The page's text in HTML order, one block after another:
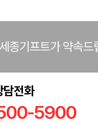
종기프트가 약속드
담전화
5900